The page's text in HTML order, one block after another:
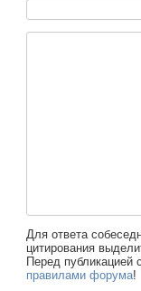
Для ответа
цитирования
Перед публикацией
правилами форума!